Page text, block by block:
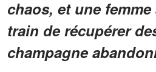
chaos, et une
train de récupérer
champagne